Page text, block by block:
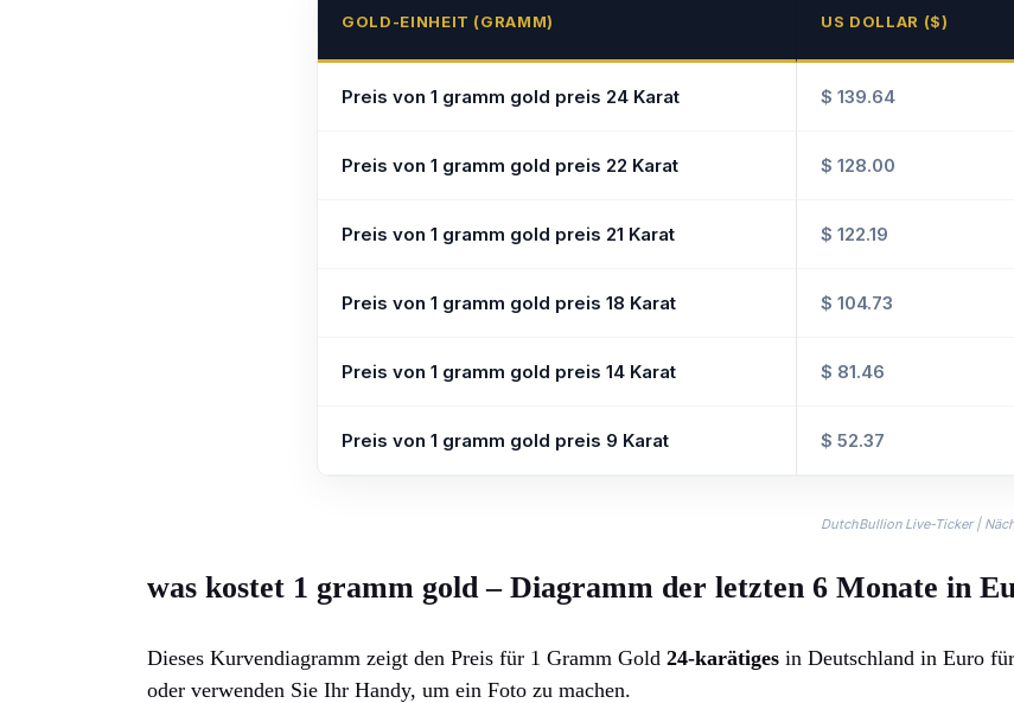
GOLD-EINHEIT (GRAMM) US DOLLAR ($)
Preis von 1 gramm gold preis 24 Karat $ 139.64
Preis von 1 gramm gold preis 22 Karat $ 128.00
Preis von 1 gramm gold preis 21 Karat $ 122.19
Preis von 1 gramm gold preis 18 Karat $ 104.73
Preis von 1 gramm gold preis 14 Karat $ 81.46
Preis von 1 gramm gold preis 9 Karat $ 52.37
DutchBullion Live-Ticker |
was kostet 1 gramm gold – Diagramm der letzten 6 Monate in
Dieses Kurvendiagramm zeigt den Preis für 1 Gramm Gold 24-karätiges in Deutschland in Euro
oder verwenden Sie Ihr Handy, um ein Foto zu machen.